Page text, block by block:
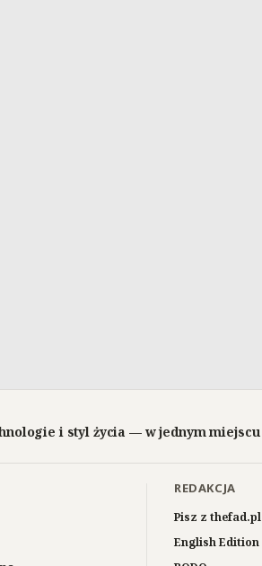
i styl życia — w jednym miejscu
REDAKCJA
Pisz z thefad.pl
English Edition